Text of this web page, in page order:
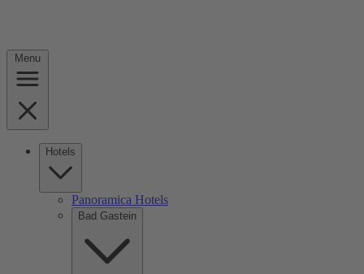
Menu
Hotels
Panoramica Hotels
Bad Gastein